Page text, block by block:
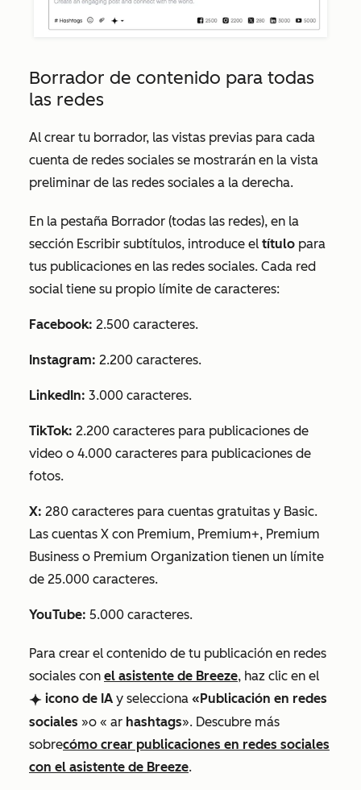
Borrador de contenido para todas
las redes
Al crear tu borrador, las vistas previas para cada
cuenta de redes sociales se mostrarán en la vista
preliminar de las redes sociales a la derecha.
En la pestaña Borrador (todas las redes), en la
sección Escribir subtítulos, introduce el título para
tus publicaciones en las redes sociales. Cada red
social tiene su propio límite de caracteres:
Facebook: 2.500 caracteres.
Instagram: 2.200 caracteres.
LinkedIn: 3.000 caracteres.
TikTok: 2.200 caracteres para publicaciones de
video o 4.000 caracteres para publicaciones de
fotos.
X: 280 caracteres para cuentas gratuitas y Basic.
Las cuentas X con Premium, Premium+, Premium
Business o Premium Organization tienen un límite
de 25.000 caracteres.
YouTube: 5.000 caracteres.
Para crear el contenido de tu publicación en redes
sociales con el asistente de Breeze, haz clic en el
breezeSingleStar icono de IA y selecciona «Publicación en redes
sociales »o « ar hashtags». Descubre más
sobrecómo crear publicaciones en redes sociales
con el asistente de Breeze.